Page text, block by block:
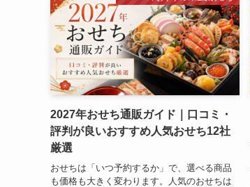
2027年おせち通販ガイド｜口コミ・
評判が良いおすすめ人気おせち12社
厳選
おせちは「いつ予約するか」で、選べる商品
も価格も大きく変わります。人気のおせちは